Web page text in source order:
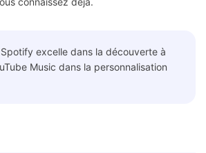
excelle dans la découverte à
Music dans la personnalisation